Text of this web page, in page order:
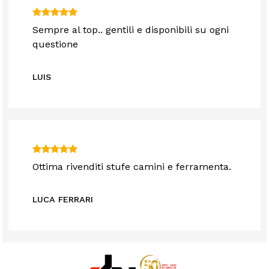
Sempre al top.. gentili e disponibili su ogni
questione
LUIS
Ottima rivenditi stufe camini e ferramenta.
LUCA FERRARI